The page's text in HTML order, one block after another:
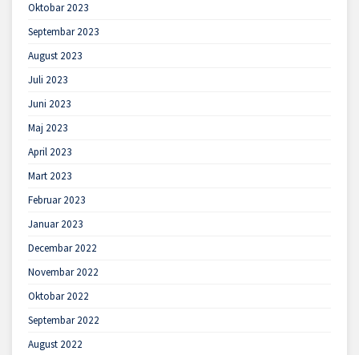
Oktobar 2023
Septembar 2023
August 2023
Juli 2023
Juni 2023
Maj 2023
April 2023
Mart 2023
Februar 2023
Januar 2023
Decembar 2022
Novembar 2022
Oktobar 2022
Septembar 2022
August 2022